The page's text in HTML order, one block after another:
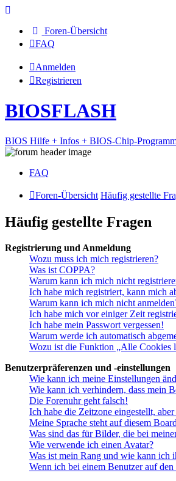
Foren-Übersicht
FAQ
Anmelden
Registrieren
BIOSFLASH
BIOS Hilfe + Infos + BIOS-Chip-
FAQ
Foren-Übersicht Häufig gestellte
Häufig gestellte Fragen
Registrierung und Anmeldung
Wozu muss ich mich registrieren?
Was ist COPPA?
Warum kann ich mich nicht
Ich habe mich registriert, kann mich
Warum kann ich mich nicht
Ich habe mich vor einiger Zeit
Ich habe mein Passwort vergessen!
Warum werde ich automatisch
Wozu ist die Funktion „Alle Cookies
Benutzerpräferenzen und -einstellungen
Wie kann ich meine Einstellungen
Wie kann ich verhindern, dass mein
Die Forenuhr geht falsch!
Ich habe die Zeitzone eingestellt,
Meine Sprache steht auf diesem
Was sind das für Bilder, die bei
Wie verwende ich einen Avatar?
Was ist mein Rang und wie kann ich
Wenn ich bei einem Benutzer auf